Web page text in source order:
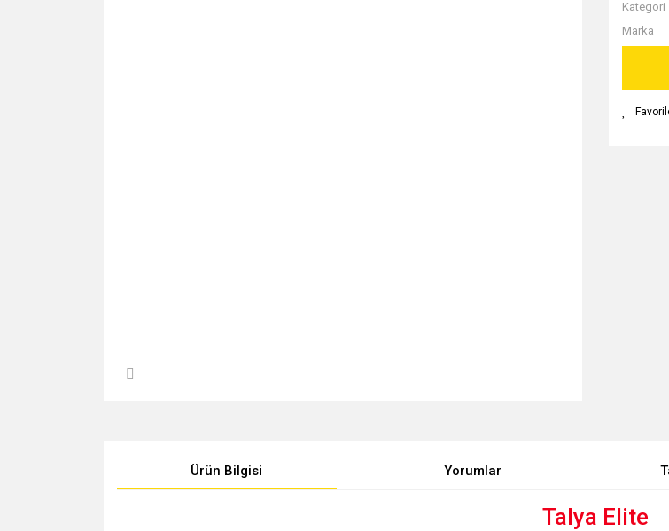
Kategori
Marka
Ürün Bilgisi Yorumlar
Talya Elite